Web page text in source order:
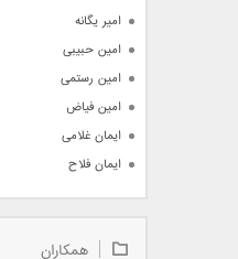
امیر یگانه
امین حبیبی
امین رستمی
امین فیاض
ایمان غلامی
ایمان فلاح
بابک جهانبخش
بابک مافیهمکاران